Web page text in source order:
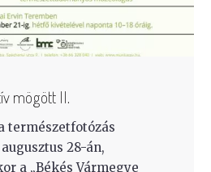
mögött II.
természetfotózás
28-án,
a „Békés Vármegye